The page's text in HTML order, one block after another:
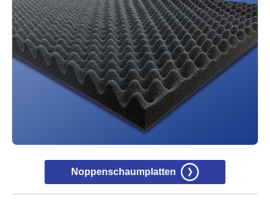
Noppenschaumplatten